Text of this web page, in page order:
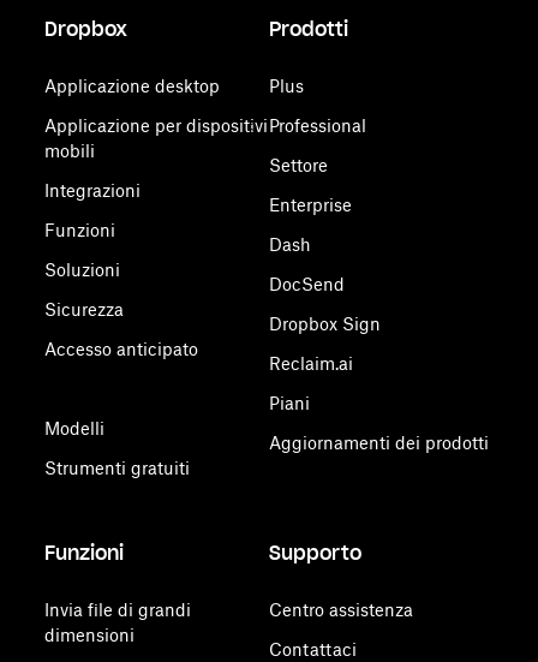
Dropbox
Applicazione desktop
Applicazione per dispositivi
mobili
Integrazioni
Funzioni
Soluzioni
Sicurezza
Accesso anticipato
Modelli
Strumenti gratuiti
Prodotti
Plus
Professional
Settore
Enterprise
Dash
DocSend
Dropbox Sign
Reclaim.ai
Piani
Aggiornamenti dei prodotti
Funzioni
Invia file di grandi
dimensioni
Supporto
Centro assistenza
Contattaci